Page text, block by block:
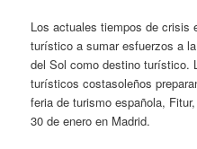
Los actuales tiempos de crisis
turístico a sumar esfuerzos a
del Sol como destino turístico.
turísticos costasoleños
feria de turismo española,
30 de enero en Madrid.